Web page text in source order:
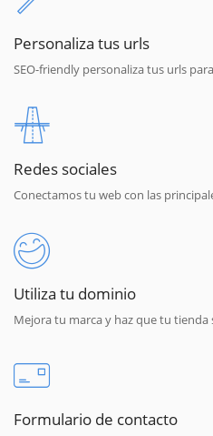
Personaliza tus urls
SEO-friendly personaliza tus urls
Redes sociales
Conectamos tu web con las
Utiliza tu dominio
Mejora tu marca y haz que tu tienda
Formulario de contacto